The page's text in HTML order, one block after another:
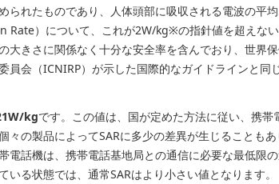
られたものであり、人体頭部に吸収される電波の平
Rate）について、これが2W/kg※の指針値を超えな
きさに関係なく十分な安全率を含んでおり、世界保
員会（ICNIRP）が示した国際的なガイドラインと同
kgです。この値は、国が定めた方法に従い、携帯
々の製品によってSARに多少の差異が生じることも
電話機は、携帯電話基地局との通信に必要な最低限
る状態では、通常SARはより小さい値となります。